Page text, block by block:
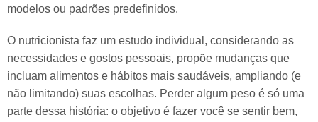
modelos ou padrões predefinidos.
O nutricionista faz um estudo individual, considerando as
necessidades e gostos pessoais, propõe mudanças que
incluam alimentos e hábitos mais saudáveis, ampliando (e
não limitando) suas escolhas. Perder algum peso é só uma
parte dessa história: o objetivo é fazer você se sentir bem,